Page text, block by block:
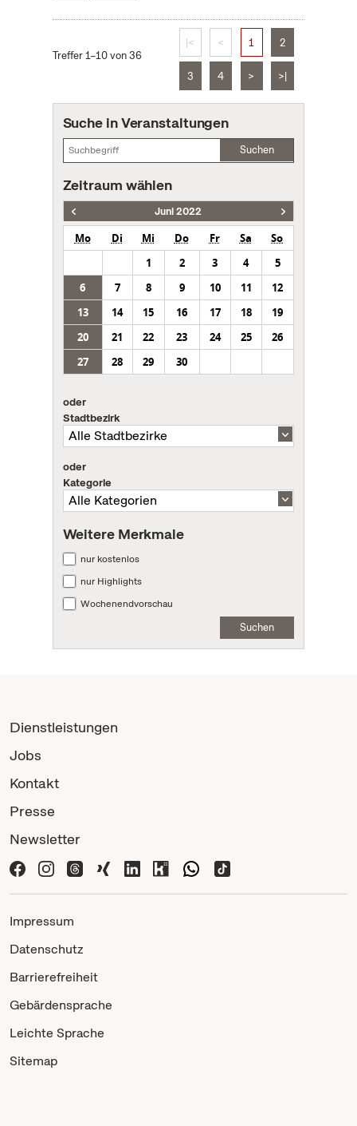
Treffer 1–10 von 36
|< < 1 2
3 4 > >|
Suche in Veranstaltungen
Suchen
Zeitraum wählen
Juni 2022
Mo Di Mi Do Fr Sa
So
1
2 3 4
5
6
7 8 9 10 11
12
13
14 15 16 17 18
19
20
21 22 23 24 25
26
27
28 29 30
oder
Stadtbezirk
oder
Kategorie
Weitere Merkmale
nur kostenlos
nur Highlights
Wochenendvorschau
Suchen
Dienstleistungen
Jobs
Kontakt
Presse
Newsletter
Impressum
Datenschutz
Barrierefreiheit
Gebärdensprache
Leichte Sprache
Sitemap